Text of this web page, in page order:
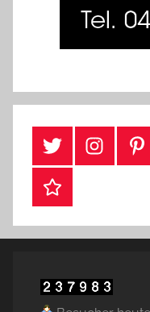
#TwitterInstagram
Webshop